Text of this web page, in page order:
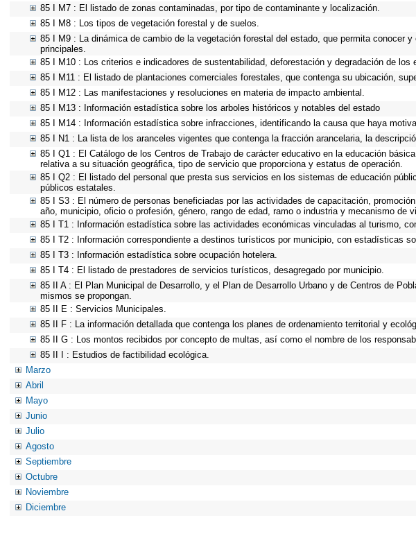
85 I M7 : El listado de zonas contaminadas, por tipo de contaminante y localización.
85 I M8 : Los tipos de vegetación forestal y de suelos.
85 I M9 : La dinámica de cambio de la vegetación forestal del estado, que permita
principales.
85 I M10 : Los criterios e indicadores de sustentabilidad, deforestación y degradación de los
85 I M11 : El listado de plantaciones comerciales forestales, que contenga su ubicación,
85 I M12 : Las manifestaciones y resoluciones en materia de impacto ambiental.
85 I M13 : Información estadística sobre los arboles históricos y notables del estado
85 I M14 : Información estadística sobre infracciones, identificando la causa que haya
85 I N1 : La lista de los aranceles vigentes que contenga la fracción arancelaria, la
85 I Q1 : El Catálogo de los Centros de Trabajo de carácter educativo en la educación
relativa a su situación geográfica, tipo de servicio que proporciona y estatus de operación.
85 I Q2 : El listado del personal que presta sus servicios en los sistemas de educación
públicos estatales.
85 I S3 : El número de personas beneficiadas por las actividades de capacitación,
año, municipio, oficio o profesión, género, rango de edad, ramo o industria y mecanismo de
85 I T1 : Información estadística sobre las actividades económicas vinculadas al turismo,
85 I T2 : Información correspondiente a destinos turísticos por municipio, con estadísticas
85 I T3 : Información estadística sobre ocupación hotelera.
85 I T4 : El listado de prestadores de servicios turísticos, desagregado por municipio.
85 II A : El Plan Municipal de Desarrollo, y el Plan de Desarrollo Urbano y de Centros de
mismos se propongan.
85 II E : Servicios Municipales.
85 II F : La información detallada que contenga los planes de ordenamiento territorial y
85 II G : Los montos recibidos por concepto de multas, así como el nombre de los
85 II I : Estudios de factibilidad ecológica.
Marzo
Abril
Mayo
Junio
Julio
Agosto
Septiembre
Octubre
Noviembre
Diciembre